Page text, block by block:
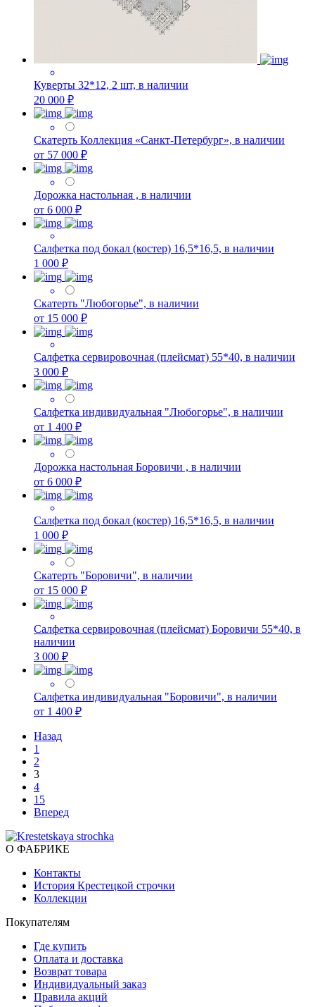
Куверты 32*12, 2 шт, в наличии
20 000 ₽
Скатерть Коллекция «Санкт-Петербург», в наличии
от 57 000 ₽
Дорожка настольная , в наличии
от 6 000 ₽
Салфетка под бокал (костер) 16,5*16,5, в наличии
1 000 ₽
Скатерть "Любогорье", в наличии
от 15 000 ₽
Салфетка сервировочная (плейсмат) 55*40, в наличии
3 000 ₽
Салфетка индивидуальная "Любогорье", в наличии
от 1 400 ₽
Дорожка настольная Боровичи , в наличии
от 6 000 ₽
Салфетка под бокал (костер) 16,5*16,5, в наличии
1 000 ₽
Скатерть "Боровичи", в наличии
от 15 000 ₽
Салфетка сервировочная (плейсмат) Боровичи 55*40, в
наличии
3 000 ₽
Салфетка индивидуальная "Боровичи", в наличии
от 1 400 ₽
Назад
1
2
3
4
15
Вперед
О ФАБРИКЕ
Контакты
История Крестецкой строчки
Коллекции
Покупателям
Где купить
Оплата и доставка
Возврат товара
Индивидуальный заказ
Правила акций